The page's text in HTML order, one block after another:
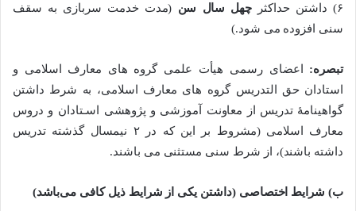
۶) داشتن حداکثر چهل سال سن (مدت خدمت سربازی به سقف
سنی افزوده می شود.)
تبصره: اعضای رسمی هیأت علمی گروه های معارف اسلامی و
استادان حق التدریس گروه های معارف اسلامی، به شرط داشتن
گواهینامۀ تدریس از معاونت آموزشی و پژوهشی اسـتادان و دروس
معارف اسلامی (مشروط بر این که در ۲ نیمسال گذشته تدریس
داشته باشند)، از شرط سنی مستثنی می باشند.
ب) شرایط اختصاصی (داشتن یکی از شرایط ذیل کافی می‌باشد)